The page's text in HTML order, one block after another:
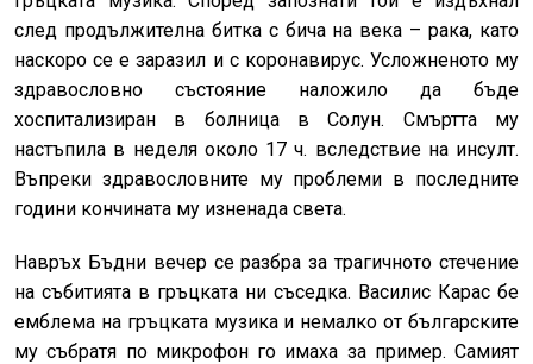
след продължителна битка с бича на века – рака, като
наскоро се е заразил и с коронавирус. Усложненото му
здравословно състояние наложило да бъде
хоспитализиран в болница в Солун. Смъртта му
настъпила в неделя около 17 ч. вследствие на инсулт.
Въпреки здравословните му проблеми в последните
години кончината му изненада света.
Навръх Бъдни вечер се разбра за трагичното стечение
на събитията в гръцката ни съседка. Василис Карас бе
емблема на гръцката музика и немалко от българските
му събратя по микрофон го имаха за пример. Самият